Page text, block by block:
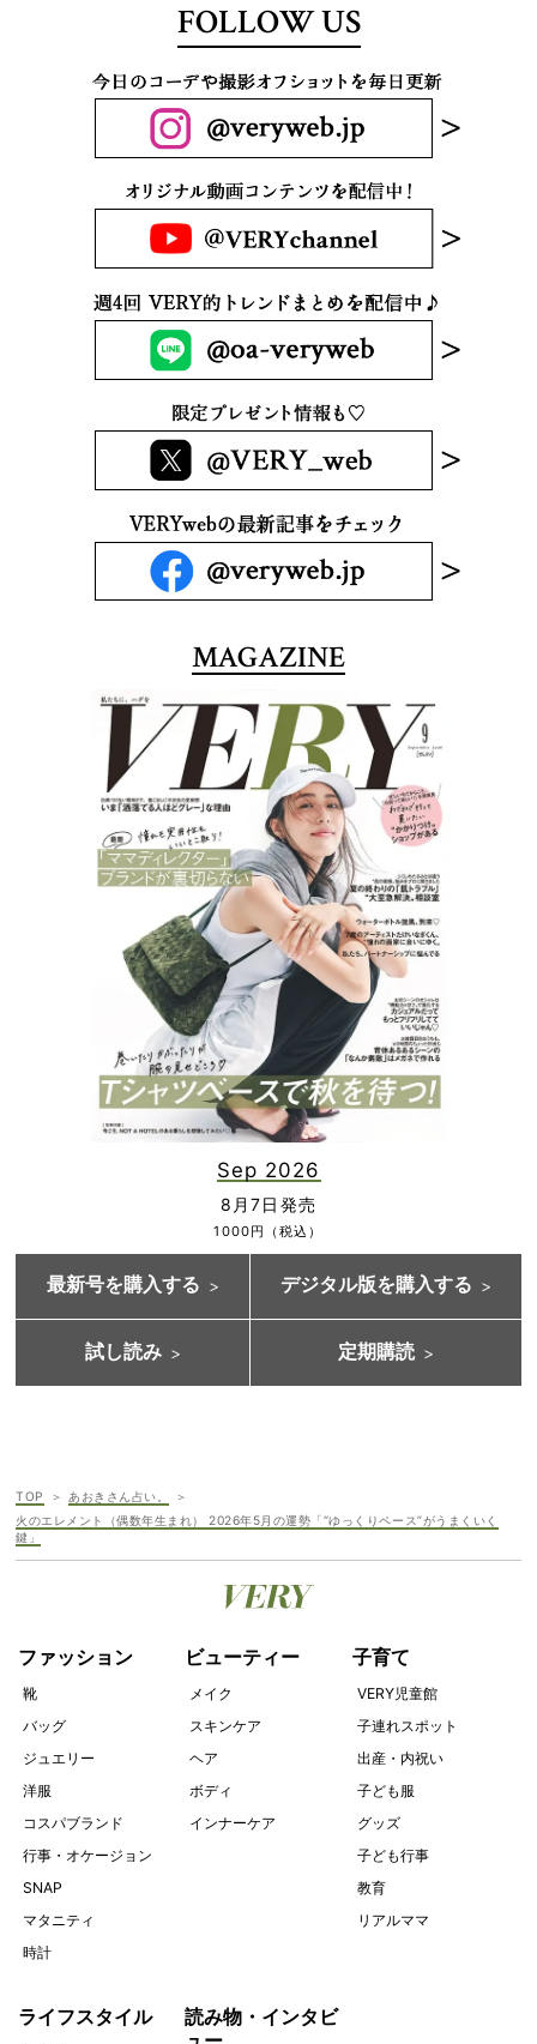
FOLLOW US
MAGAZINE
Sep 2026
8月7日発売
1000円（税込）
最新号を購入する デジタル版を購入する
試し読み 定期購読
TOP
あおきさん占い。
火のエレメント（偶数年生まれ） 2026年5月の運勢「“ゆっくりペース”がうまくいく
鍵」
ファッション
靴
バッグ
ジュエリー
洋服
コスパブランド
行事・オケージョン
SNAP
マタニティ
時計
ビューティー
メイク
スキンケア
ヘア
ボディ
インナーケア
子育て
VERY児童館
子連れスポット
出産・内祝い
子ども服
グッズ
子ども行事
教育
リアルママ
ライフスタイル
読み物・インタビ